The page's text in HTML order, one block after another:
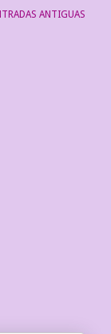
ANTIGUAS